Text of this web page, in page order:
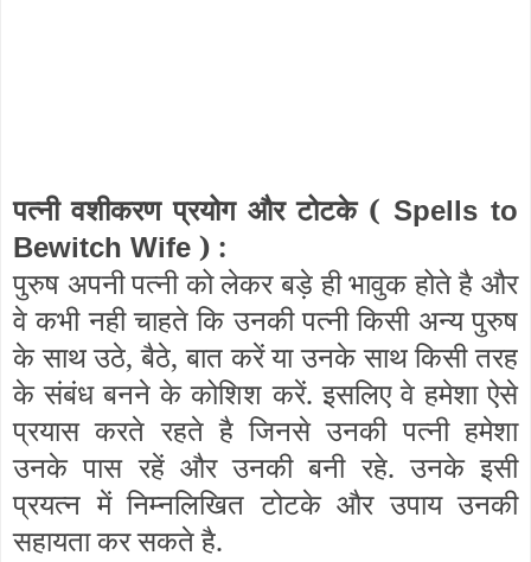
पत्नी वशीकरण प्रयोग और टोटके ( Spells to
Bewitch Wife ) :
पुरुष अपनी पत्नी को लेकर बड़े ही भावुक होते है और
वे कभी नही चाहते कि उनकी पत्नी किसी अन्य पुरुष
के साथ उठे, बैठे, बात करें या उनके साथ किसी तरह
के संबंध बनने के कोशिश करें. इसलिए वे हमेशा ऐसे
प्रयास करते रहते है जिनसे उनकी पत्नी हमेशा
उनके पास रहें और उनकी बनी रहे. उनके इसी
प्रयत्न में निम्नलिखित टोटके और उपाय उनकी
सहायता कर सकते है.